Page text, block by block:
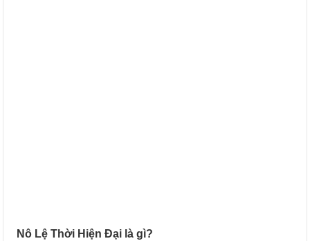
Nô Lệ Thời Hiện Đại là gì?